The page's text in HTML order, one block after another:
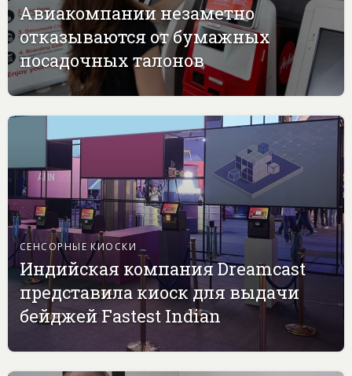
Авиакомпании незаметно
отказываются от бумажных
посадочных талонов
СЕНСОРНЫЕ КИОСКИ
Индийская компания Dreamcast
представила киоск для выдачи
бейджей Fastest Indian